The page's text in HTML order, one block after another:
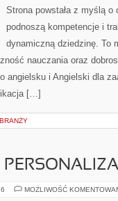
Strona powstała z myślą o
podnoszą kompetencje i
dynamiczną dziedzinę. To
nauczania oraz
angielsku i Angielski dla
[…]
MOŻLIWOŚĆ